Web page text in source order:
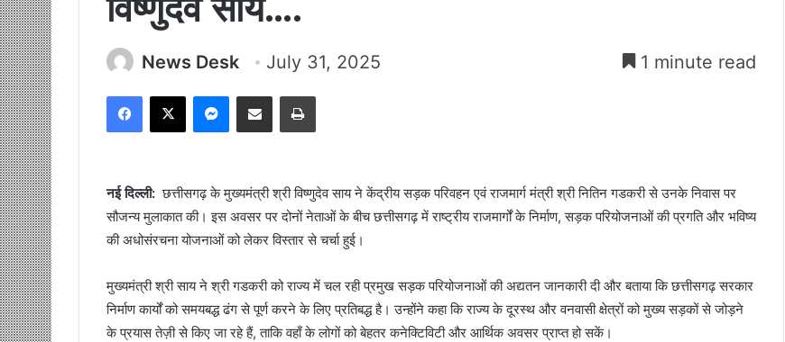
News Desk July 31, 2025 1 minute read
Facebook
X Messenger
Share via Email Print
नई दिल्ली:छत्तीसगढ़ के मुख्यमंत्री श्री विष्णुदेव साय ने केंद्रीय सड़क परिवहन एवं राजमार्ग मंत्री श्री नितिन गडकरी से उनके निवास पर
सौजन्य मुलाकात की। इस अवसर पर दोनों नेताओं के बीच छत्तीसगढ़ में राष्ट्रीय राजमार्गों के निर्माण, सड़क परियोजनाओं की प्रगति और भविष्य
की अधोसंरचना योजनाओं को लेकर विस्तार से चर्चा हुई।
मुख्यमंत्री श्री साय ने श्री गडकरी को राज्य में चल रही प्रमुख सड़क परियोजनाओं की अद्यतन जानकारी दी और बताया कि छत्तीसगढ़ सरकार
निर्माण कार्यों को समयबद्ध ढंग से पूर्ण करने के लिए प्रतिबद्ध है। उन्होंने कहा कि राज्य के दूरस्थ और वनवासी क्षेत्रों को मुख्य सड़कों से जोड़ने
के प्रयास तेज़ी से किए जा रहे हैं, ताकि वहाँ के लोगों को बेहतर कनेक्टिविटी और आर्थिक अवसर प्राप्त हो सकें।